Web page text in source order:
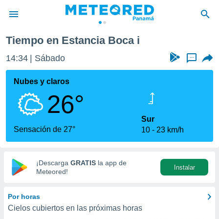
de
ha
calidad.
a este
las
y
digital
basada
Tiempo en Estancia Boca i
14:34 Sábado ...
Nubes y claros
26°
Sensación de 27°
Sur
10
23 km/h
¡Descarga GRATIS la app de
Meteored!
Instalar
Por horas
Cielos cubiertos en las próximas horas